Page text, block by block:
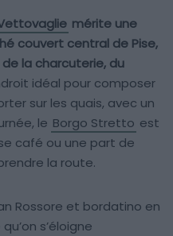
mérite une
couvert central de Pise,
la charcuterie, du
idéal pour composer
sur les quais, avec un
le Borgo Stretto est
café ou une part de
la route.
Rossore et bordatino en
s’éloigne